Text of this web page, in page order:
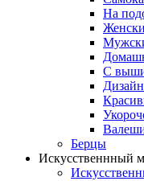
На
С
Берцы
Искусственнный